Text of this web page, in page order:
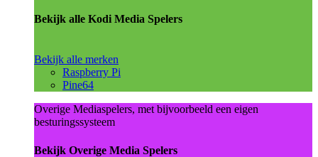
Bekijk alle Kodi Media Spelers
Bekijk alle merken
Raspberry Pi
Pine64
Overige Mediaspelers, met bijvoorbeeld een eigen
besturingssysteem
Bekijk Overige Media Spelers